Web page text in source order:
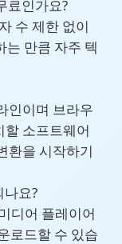
료인가요?
수 제한 없이
는 만큼 자주 텍
인이며 브라우
소프트웨어
환을 시작하기
요?
디어 플레이어
로드할 수 있습